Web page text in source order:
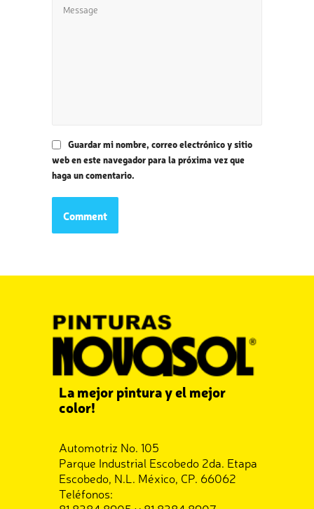
Guardar mi nombre, correo electrónico y sitio
web en este navegador para la próxima vez que
haga un comentario.
La mejor pintura y el mejor
color!
Automotriz No. 105
Parque Industrial Escobedo 2da. Etapa
Escobedo, N.L. México, CP. 66062
Teléfonos: